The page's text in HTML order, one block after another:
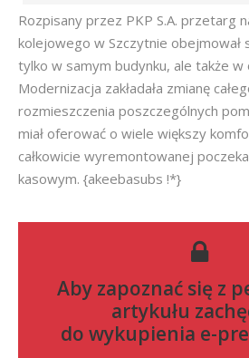
Rozpisany przez PKP S.A. przetarg
kolejowego w Szczytnie obejmował
tylko w samym budynku, ale także w
Modernizacja zakładała zmianę
rozmieszczenia poszczególnych
miał oferować o wiele większy
całkowicie wyremontowanej
kasowym. {akeebasubs !*}
Aby zapoznać się z
artykułu
do wykupienia e-